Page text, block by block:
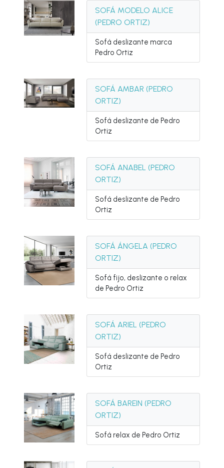
SOFÁ MODELO ALICE
(PEDRO ORTIZ)
Sofá deslizante marca
Pedro Ortiz
SOFÁ AMBAR (PEDRO
ORTIZ)
Sofá deslizante de Pedro
Ortiz
SOFÁ ANABEL (PEDRO
ORTIZ)
Sofá deslizante de Pedro
Ortiz
SOFÁ ÁNGELA (PEDRO
ORTIZ)
Sofá fijo, deslizante o relax
de Pedro Ortiz
SOFÁ ARIEL (PEDRO
ORTIZ)
Sofá deslizante de Pedro
Ortiz
SOFÁ BAREIN (PEDRO
ORTIZ)
Sofá relax de Pedro Ortiz